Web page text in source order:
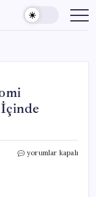
Mehmet
yorumlar kapalı